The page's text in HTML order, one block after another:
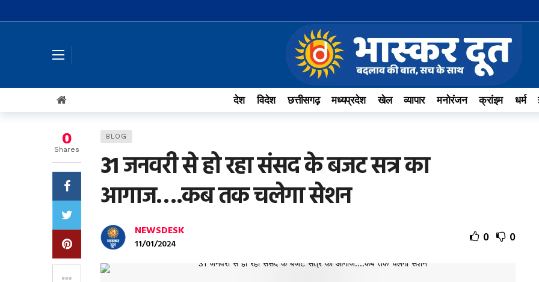
देश विदेश छत्तीसगढ़ मध्यप्रदेश खेल व्यापार मनोरंजन क्रांइम धर्म
BLOG
31 जनवरी से हो रहा संसद के बजट सत्र का
आगाज….कब तक चलेगा सेशन
NEWSDESK
11/01/2024 0 0
0
Shares